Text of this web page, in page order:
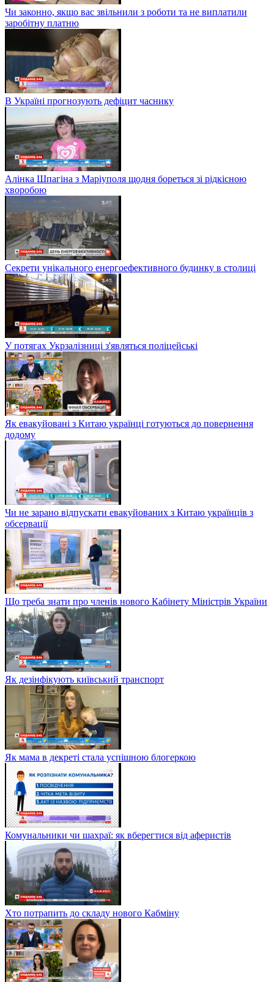
Чи законно, якщо вас звільнили з роботи та не виплатили
заробітну платню
В Україні прогнозують дефіцит часнику
Алінка Шпагіна з Маріуполя щодня бореться зі рідкісною
хворобою
Секрети унікального енергоефективного будинку в столиці
У потягах Укрзалізниці з'являться поліцейські
Як евакуйовані з Китаю українці готуються до повернення
додому
Чи не зарано відпускати евакуйованих з Китаю українців з
обсервації
Що треба знати про членів нового Кабінету Міністрів України
Як дезінфікують київський транспорт
Як мама в декреті стала успішною блогеркою
Комунальники чи шахраї: як вберегтися від аферистів
Хто потрапить до складу нового Кабміну